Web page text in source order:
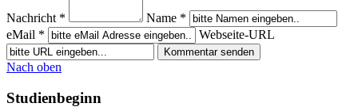
Nachricht *
Name *
eMail *
Webseite-URL
Nach oben
Studienbeginn